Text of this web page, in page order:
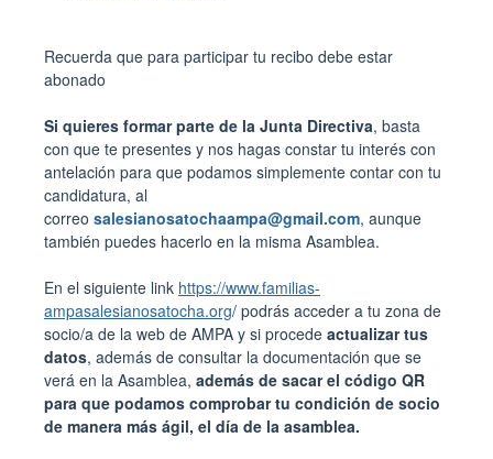
Recuerda que para participar tu recibo debe estar
abonado
Si quieres formar parte de la Junta Directiva, basta
con que te presentes y nos hagas constar tu interés con
antelación para que podamos simplemente contar con tu
candidatura, al
correo salesianosatochaampa@gmail.com, aunque
también puedes hacerlo en la misma Asamblea.
En el siguiente link https://www.familias-
ampasalesianosatocha.org/ podrás acceder a tu zona de
socio/a de la web de AMPA y si procede actualizar tus
datos, además de consultar la documentación que se
verá en la Asamblea, además de sacar el código QR
para que podamos comprobar tu condición de socio
de manera más ágil, el día de la asamblea.